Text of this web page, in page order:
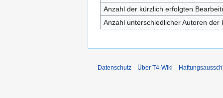
Anzahl der kürzlich erfolgten
Anzahl unterschiedlicher Autoren
Datenschutz Über T4-Wiki